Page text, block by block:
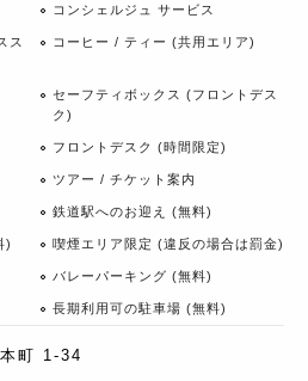
コンシェルジュ サービス
ス
コーヒー / ティー (共用エリア)
セーフティボックス (フロントデス
ク)
フロントデスク (時間限定)
ツアー / チケット案内
鉄道駅へのお迎え (無料)
) 喫煙エリア限定 (違反の場合は罰金)
バレーパーキング (無料)
長期利用可の駐車場 (無料)
町 1-34